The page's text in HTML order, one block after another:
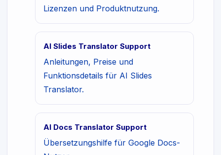
Lizenzen und Produktnutzung.
AI Slides Translator Support
Anleitungen, Preise und
Funktionsdetails für AI Slides
Translator.
AI Docs Translator Support
Übersetzungshilfe für Google Docs-